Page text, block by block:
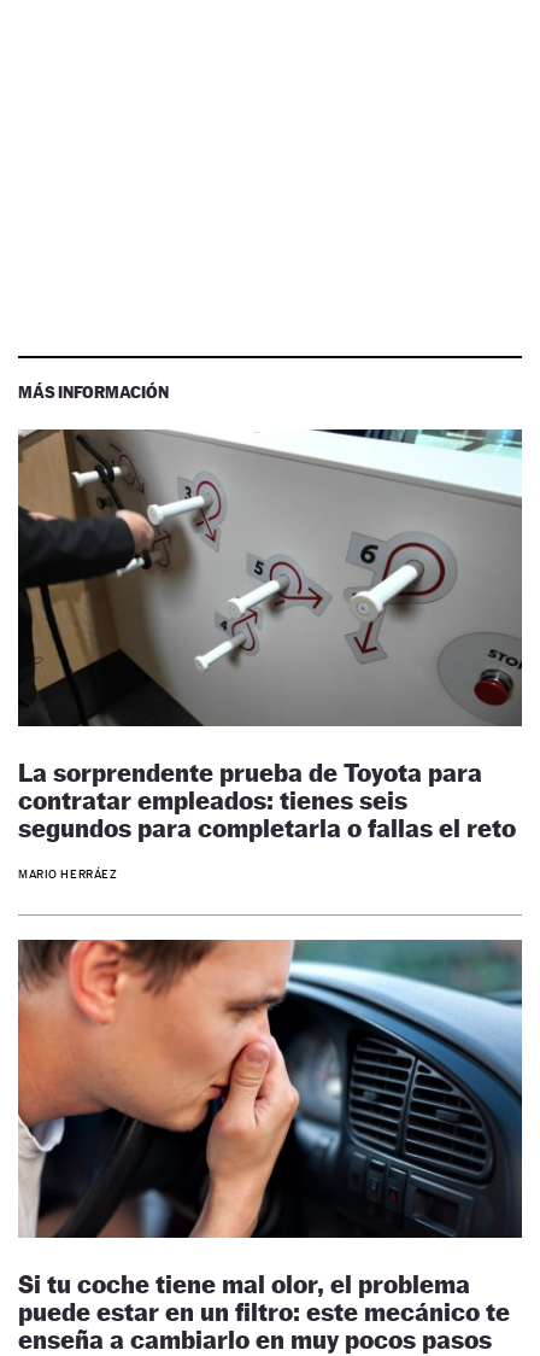
MÁS INFORMACIÓN
La sorprendente prueba de Toyota para
contratar empleados: tienes seis
segundos para completarla o fallas el reto
MARIO HERRÁEZ
Si tu coche tiene mal olor, el problema
puede estar en un filtro: este mecánico te
enseña a cambiarlo en muy pocos pasos